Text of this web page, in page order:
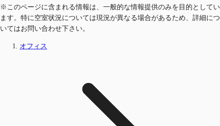
※このページに含まれる情報は、一般的な情報提供のみを目的としてい
ます。特に空室状況については現況が異なる場合があるため、詳細につ
いてはお問い合わせ下さい。
オフィス